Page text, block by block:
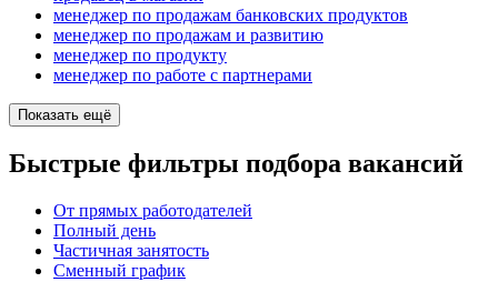
менеджер по продажам банковских продуктов
менеджер по продажам и развитию
менеджер по продукту
менеджер по работе с партнерами
Показать ещё
Быстрые фильтры подбора вакансий
От прямых работодателей
Полный день
Частичная занятость
Сменный график